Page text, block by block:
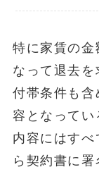
特に家賃の金
なって退去を
付帯条件も含
容となって
内容にはす
ら契約書に署